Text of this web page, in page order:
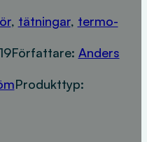
, tätningar, termo-
Författare: Anders
Produkttyp: